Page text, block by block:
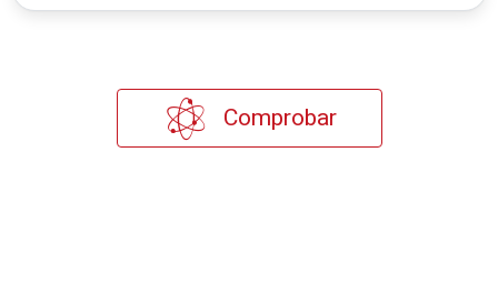
Comprobar